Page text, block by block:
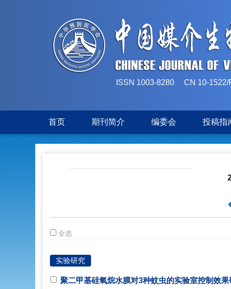
ISSN 1003-8280 CN 10-
首页 期刊简介 编委会 投稿指
全选
实验研究
聚二甲基硅氧烷水膜对3种蚊虫的实验室控制效果